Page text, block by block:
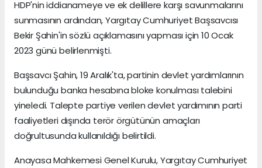
HDP'nin iddianameye ve ek delillere karşı savunmalarını
sunmasının ardından, Yargıtay Cumhuriyet Başsavcısı
Bekir Şahin'in sözlü açıklamasını yapması için 10 Ocak
2023 günü belirlenmişti.
Başsavcı Şahin, 19 Aralık'ta, partinin devlet yardımlarının
bulunduğu banka hesabına bloke konulması talebini
yineledi. Talepte partiye verilen devlet yardımının parti
faaliyetleri dışında terör örgütünün amaçları
doğrultusunda kullanıldığı belirtildi.
Anayasa Mahkemesi Genel Kurulu, Yargıtay Cumhuriyet